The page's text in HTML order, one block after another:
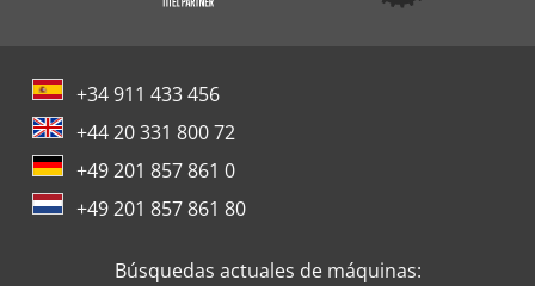
+34 911 433 456
+44 20 331 800 72
+49 201 857 861 0
+49 201 857 861 80
Búsquedas actuales de máquinas: